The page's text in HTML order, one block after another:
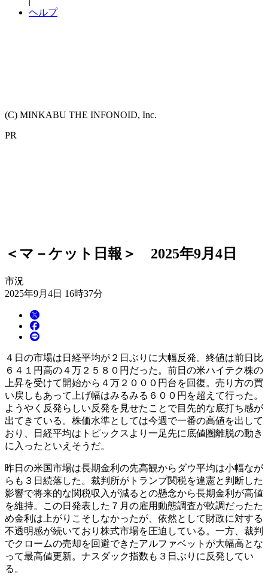
ヘルプ
(C) MINKABU THE INFONOID, Inc.
PR
＜マ－ケット日報＞ 2025年9月4日
市況
2025年9月4日 16時37分
４日の市場は日経平均が２日ぶりに大幅反発。終値は前日比
６４１円高の４万２５８０円だった。前日の米ハイテク株の
上昇を受けて開始から４万２０００円台を回復。売り方の買
い戻しもあって上げ幅はみるみる６００円を超えて行った。
ようやく反発らしい反発を見せたことで目先的な底打ち感が
出てきている。株価水準としては今週で一番の高値を出して
おり、日経平均はトピックスより一足先に底値圏離脱の動き
に入ったといえそうだ。
昨日の米国市場は長期金利の先高観からダウ平均は小幅なが
らも３日続落した。裁判所がトランプ関税を違憲と判断した
影響で将来的な関税収入が減るとの懸念から長期金利が高値
を維持。この日発表した７月の雇用動態調査が軟調だったた
め金利は上がりこそしなかったが、依然として財政に対する
不透明感が続いており株式市場を圧迫している。一方、裁判
でクロームの売却を回避できたアルファベットが大幅高とな
って最高値更新。ナスダック指数も３日ぶりに反発してい
る。